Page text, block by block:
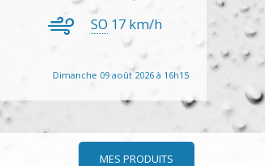
SO 17 km/h
Dimanche 09 août 2026 à 16h15
MES PRODUITS